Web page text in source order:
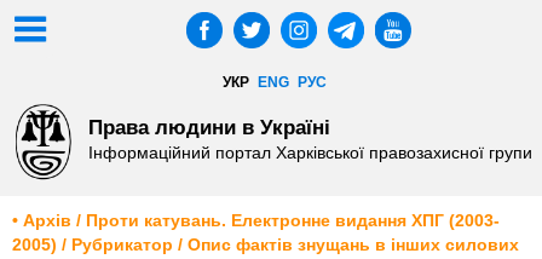
УКР ENG РУС
Права людини в Україні
Інформаційний портал Харківської правозахисної групи
• Архів / Проти катувань. Електронне видання ХПГ (2003-
2005) / Рубрикатор / Опис фактів знущань в інших силових